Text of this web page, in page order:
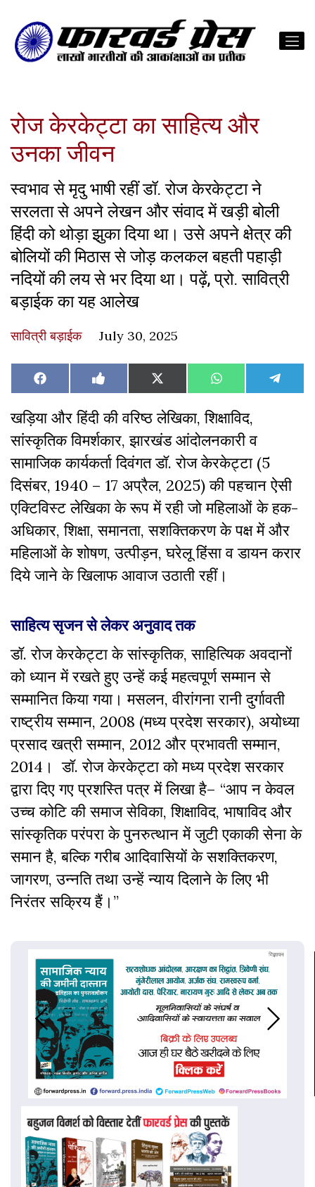
रोज केरकेट्टा का साहित्य और
उनका जीवन
स्वभाव से मृदु भाषी रहीं डॉ. रोज केरकेट्टा ने
सरलता से अपने लेखन और संवाद में खड़ी बोली
हिंदी को थोड़ा झुका दिया था। उसे अपने क्षेत्र की
बोलियों की मिठास से जोड़ कलकल बहती पहाड़ी
नदियों की लय से भर दिया था। पढ़ें, प्रो. सावित्री
बड़ाईक का यह आलेख
सावित्री बड़ाईक July 30, 2025
Share
on
Facebook Share
on
Like
on
Facebook
Share
on
X
(Twitter)
Share
on
WhatsAppShare
on
खड़िया और हिंदी की वरिष्ठ लेखिका, शिक्षाविद,
सांस्कृतिक विमर्शकार, झारखंड आंदोलनकारी व
सामाजिक कार्यकर्ता दिवंगत डॉ. रोज केरकेट्टा (5
दिसंबर, 1940 – 17 अप्रैल, 2025) की पहचान ऐसी
एक्टिविस्ट लेखिका के रूप में रही जो महिलाओं के हक-
अधिकार, शिक्षा, समानता, सशक्तिकरण के पक्ष में और
महिलाओं के शोषण, उत्पीड़न, घरेलू हिंसा व डायन करार
दिये जाने के खिलाफ आवाज उठाती रहीं।
साहित्य सृजन से लेकर अनुवाद तक
डॉ. रोज केरकेट्टा के सांस्कृतिक, साहित्यिक अवदानों
को ध्यान में रखते हुए उन्हें कई महत्वपूर्ण सम्मान से
सम्मानित किया गया। मसलन, वीरांगना रानी दुर्गावती
राष्ट्रीय सम्मान, 2008 (मध्य प्रदेश सरकार), अयोध्या
प्रसाद खत्री सम्मान, 2012 और प्रभावती सम्मान,
2014। डॉ. रोज केरकेट्टा को मध्य प्रदेश सरकार
द्वारा दिए गए प्रशस्ति पत्र में लिखा है– “आप न केवल
उच्च कोटि की समाज सेविका, शिक्षाविद, भाषाविद और
सांस्कृतिक परंपरा के पुनरुत्थान में जुटी एकाकी सेना के
समान है, बल्कि गरीब आदिवासियों के सशक्तिकरण,
जागरण, उन्नति तथा उन्हें न्याय दिलाने के लिए भी
निरंतर सक्रिय हैं।”